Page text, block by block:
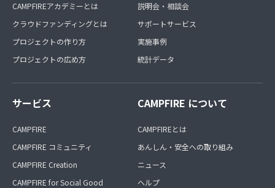
CAMPFIREアカデミーとは
クラウドファンディングとは
プロジェクトの作り方
プロジェクトの広め方
説明会・相談会
サポートサービス
実施事例
統計データ
サービス
CAMPFIRE
CAMPFIRE コミュニティ
CAMPFIRE Creation
CAMPFIRE for Social Good
CAMPFIRE について
CAMPFIREとは
あんしん・安全への取り組み
ニュース
ヘルプ